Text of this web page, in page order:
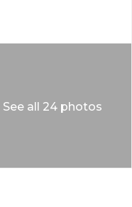
See all 24 photos